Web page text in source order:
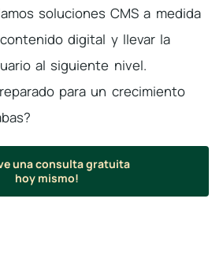
soluciones CMS a medida
digital y llevar la
al siguiente nivel.
para un crecimiento
una consulta gratuita
hoy mismo!